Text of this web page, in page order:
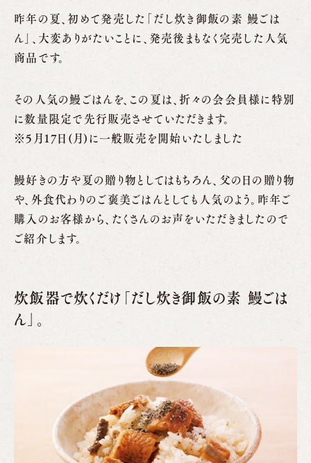
昨年の夏、初めて発売した「だし炊き御飯の素 鰻ごは
ん」、大変ありがたいことに、発売後まもなく完売した人気
商品です。
その人気の鰻ごはんを、この夏は、折々の会会員様に特別
に数量限定で先行販売させていただきます。
※5月17日(月)に一般販売を開始いたしました
鰻好きの方や夏の贈り物としてはもちろん、父の日の贈り物
や、外食代わりのご褒美ごはんとしても人気のよう。昨年ご
購入のお客様から、たくさんのお声をいただきましたので
ご紹介します。
炊飯器で炊くだけ「だし炊き御飯の素 鰻ごは
ん」。